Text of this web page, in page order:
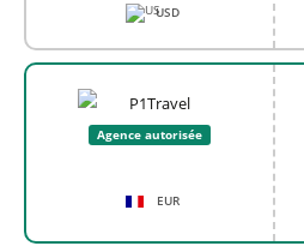
USD
Agence autorisée
EUR